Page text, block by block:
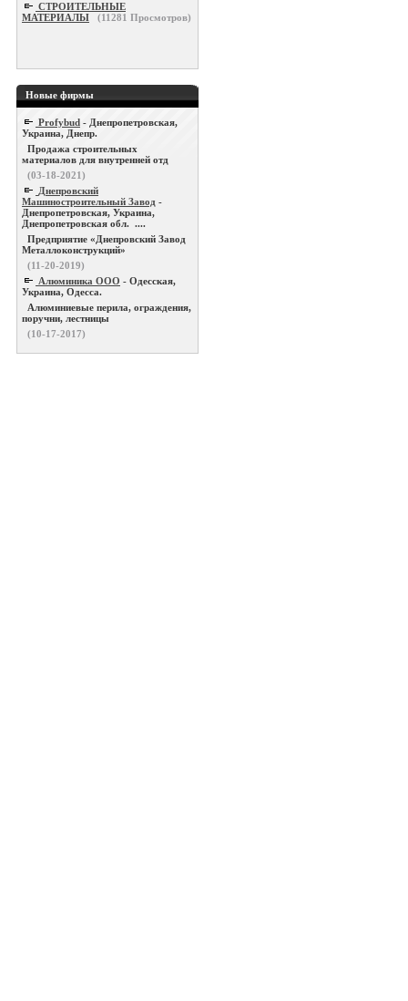
СТРОИТЕЛЬНЫЕ
МАТЕРИАЛЫ
(11281 Просмотров)
Новые фирмы
Profybud - Днепропетровская,
Украина, Днепр.
Продажа строительных
материалов для внутренней отд
(03-18-2021)
Днепровский
Машиностроительный Завод -
Днепропетровская, Украина,
Днепропетровская обл. ....
Предприятие «Днепровский Завод
Металлоконструкций»
(11-20-2019)
Алюминика ООО - Одесская,
Украина, Одесса.
Алюминиевые перила, ограждения,
поручни, лестницы
(10-17-2017)